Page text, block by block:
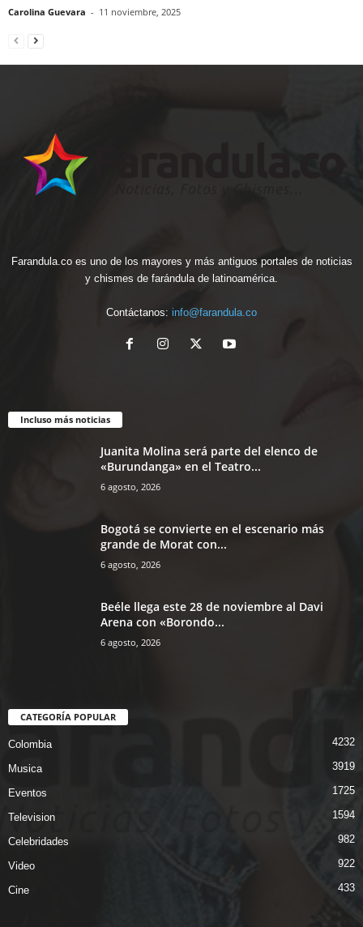
Carolina Guevara - 11 noviembre, 2025
Farandula.co es uno de los mayores y más antiguos portales de noticias
y chismes de farándula de latinoamérica.
Contáctanos: info@farandula.co
Incluso más noticias
Juanita Molina será parte del elenco de
«Burundanga» en el Teatro...
6 agosto, 2026
Bogotá se convierte en el escenario más
grande de Morat con...
6 agosto, 2026
Beéle llega este 28 de noviembre al Davi
Arena con «Borondo...
6 agosto, 2026
CATEGORÍA POPULAR
Colombia 4232
Musica 3919
Eventos 1725
Television 1594
Celebridades 982
Video 922
Cine 433